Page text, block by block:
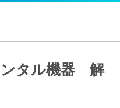
タル機器 解